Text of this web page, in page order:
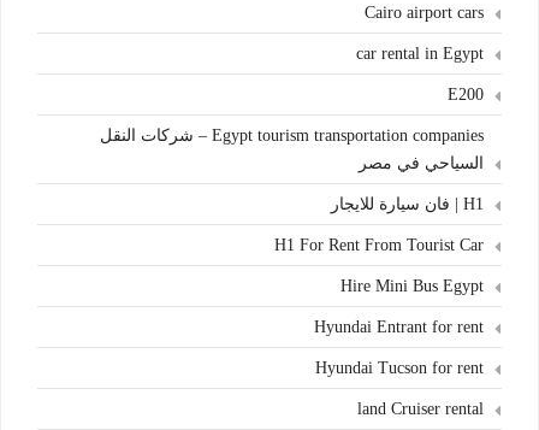
Cairo airport cars
car rental in Egypt
E200
Egypt tourism transportation companies – شركات النقل
السياحي في مصر
H1 | فان سيارة للايجار
H1 For Rent From Tourist Car
Hire Mini Bus Egypt
Hyundai Entrant for rent
Hyundai Tucson for rent
land Cruiser rental